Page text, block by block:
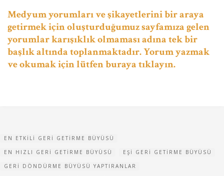
Medyum yorumları ve şikayetlerini bir araya
getirmek için oluşturduğumuz sayfamıza gelen
yorumlar karışıklık olmaması adına tek bir
başlık altında toplanmaktadır. Yorum yazmak
ve okumak için lütfen buraya tıklayın.
EN ETKILI GERI GETIRME BÜYÜSÜ
EN HIZLI GERI GETIRME BÜYÜSÜ
EŞI GERI GETIRME BÜYÜSÜ
GERI DÖNDÜRME BÜYÜSÜ YAPTIRANLAR